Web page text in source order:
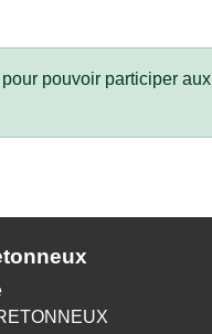
pour pouvoir participer aux